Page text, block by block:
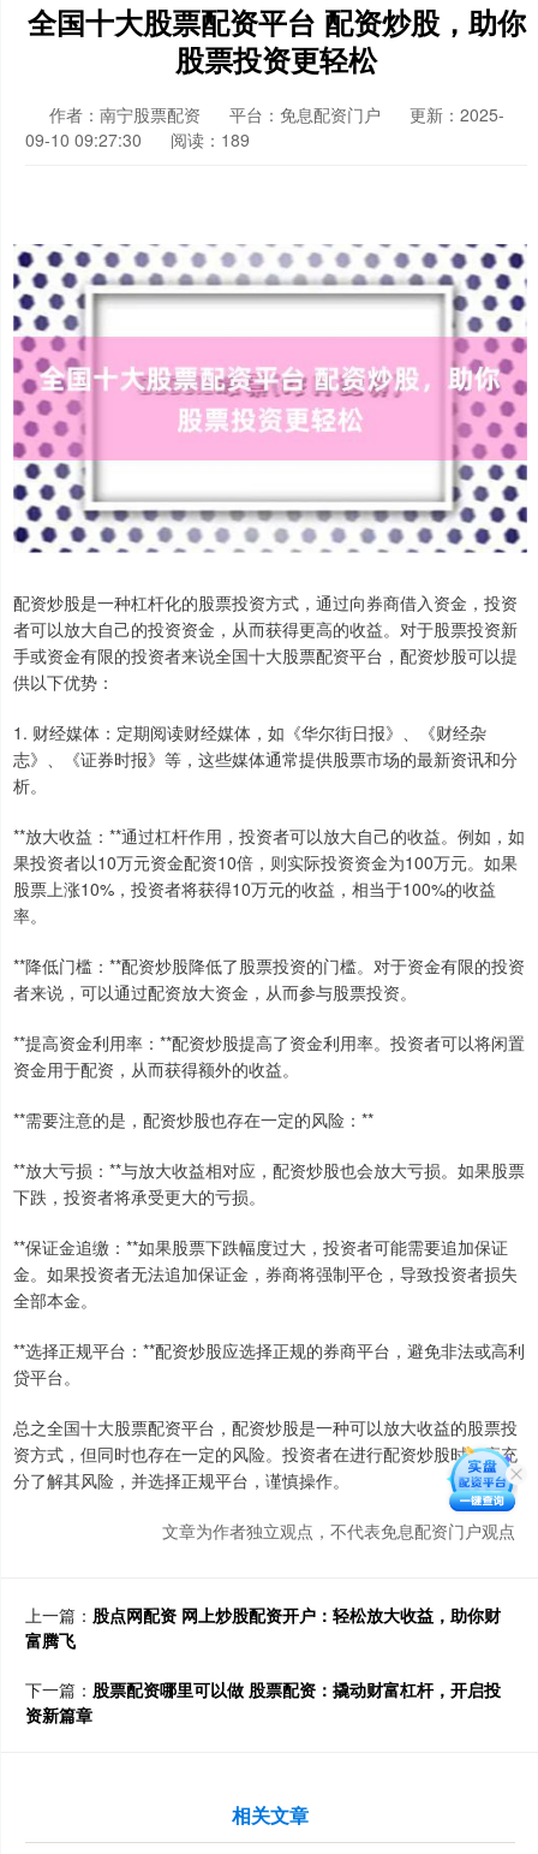
全国十大股票配资平台 配资炒股，助你
股票投资更轻松
作者：南宁股票配资 平台：免息配资门户
更新：2025-
09-10 09:27:30
阅读：189
配资炒股是一种杠杆化的股票投资方式，通过向券商借入资金，投资
者可以放大自己的投资资金，从而获得更高的收益。对于股票投资新
手或资金有限的投资者来说全国十大股票配资平台，配资炒股可以提
供以下优势：
1. 财经媒体：定期阅读财经媒体，如《华尔街日报》、《财经杂
志》、《证券时报》等，这些媒体通常提供股票市场的最新资讯和分
析。
**放大收益：**通过杠杆作用，投资者可以放大自己的收益。例如，如
果投资者以10万元资金配资10倍，则实际投资资金为100万元。如果
股票上涨10%，投资者将获得10万元的收益，相当于100%的收益
率。
**降低门槛：**配资炒股降低了股票投资的门槛。对于资金有限的投资
者来说，可以通过配资放大资金，从而参与股票投资。
**提高资金利用率：**配资炒股提高了资金利用率。投资者可以将闲置
资金用于配资，从而获得额外的收益。
**需要注意的是，配资炒股也存在一定的风险：**
**放大亏损：**与放大收益相对应，配资炒股也会放大亏损。如果股票
下跌，投资者将承受更大的亏损。
**保证金追缴：**如果股票下跌幅度过大，投资者可能需要追加保证
金。如果投资者无法追加保证金，券商将强制平仓，导致投资者损失
全部本金。
**选择正规平台：**配资炒股应选择正规的券商平台，避免非法或高利
贷平台。
总之全国十大股票配资平台，配资炒股是一种可以放大收益的股票投
资方式，但同时也存在一定的风险。投资者在进行配资炒股时，应充
分了解其风险，并选择正规平台，谨慎操作。
文章为作者独立观点，不代表免息配资门户观点
上一篇： 股点网配资 网上炒股配资开户：轻松放大收益，助你财
富腾飞
下一篇： 股票配资哪里可以做 股票配资：撬动财富杠杆，开启投
资新篇章
相关文章